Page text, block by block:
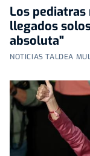
Los
llegados
absoluta"
NOTICIAS TALDEA